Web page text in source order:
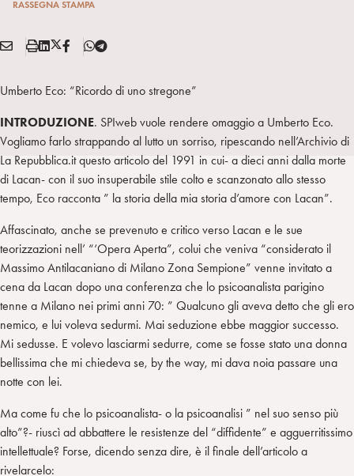
RASSEGNA STAMPA
Condividi:
E
A
L
S
p
a
L
e
d
i
n
X
T
i
t
t
e
r
F
T
g
r
a
m
Umberto Eco: “Ricordo di uno stregone”
INTRODUZIONE. SPIweb vuole rendere omaggio a Umberto Eco.
Vogliamo farlo strappando al lutto un sorriso, ripescando nell’Archivio di
La Repubblica.it questo articolo del 1991 in cui- a dieci anni dalla morte
di Lacan- con il suo insuperabile stile colto e scanzonato allo stesso
tempo, Eco racconta ” la storia della mia storia d’amore con Lacan”.
Affascinato, anche se prevenuto e critico verso Lacan e le sue
teorizzazioni nell’ “‘Opera Aperta”, colui che veniva “considerato il
Massimo Antilacaniano di Milano Zona Sempione” venne invitato a
cena da Lacan dopo una conferenza che lo psicoanalista parigino
tenne a Milano nei primi anni 70: ” Qualcuno gli aveva detto che gli ero
nemico, e lui voleva sedurmi. Mai seduzione ebbe maggior successo.
Mi sedusse. E volevo lasciarmi sedurre, come se fosse stato una donna
bellissima che mi chiedeva se, by the way, mi dava noia passare una
notte con lei.
​Ma come fu che lo psicoanalista- o la psicoanalisi ” nel suo senso più
alto”?- ​riuscì ad abbattere le resistenze del “diffidente” e agguerritissimo
intellettuale? Forse, dicendo senza dire, è il finale dell’articolo a
rivelarcelo: